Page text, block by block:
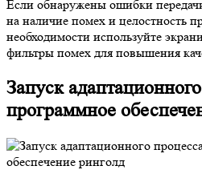
Если обнаружены ошибки
на наличие помех и целостность
необходимости используйте
фильтры помех для повышения
Запуск
программное